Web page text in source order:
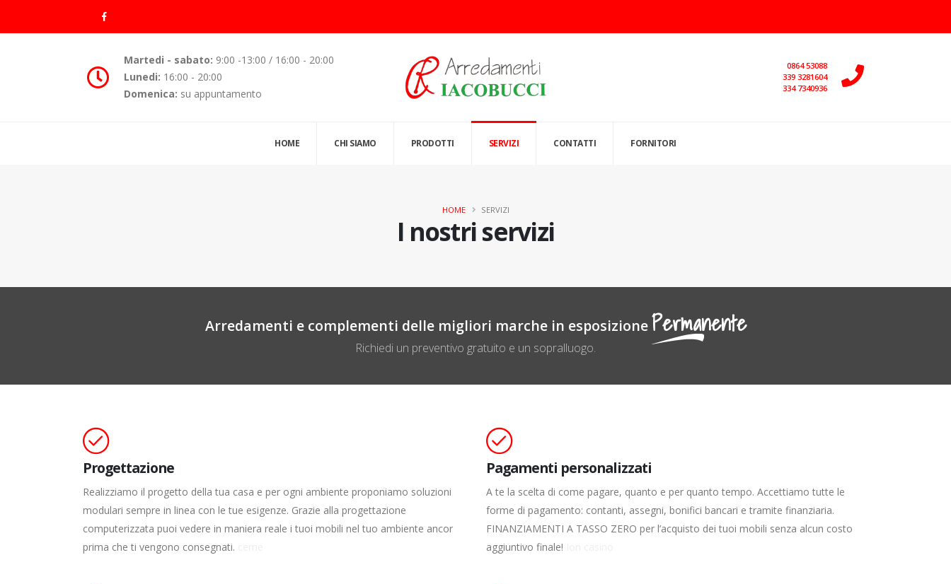
Martedi - sabato: 9:00 -13:00 / 16:00 - 20:00
Lunedi: 16:00 - 20:00
Domenica: su appuntamento
0864 53088
339 3281604
334 7340936
HOME CHI SIAMO PRODOTTI SERVIZI CONTATTI FORNITORI
I nostri servizi
HOME SERVIZI
Arredamenti e complementi delle migliori marche in esposizionePermanente
Richiedi un preventivo gratuito e un sopralluogo.
Progettazione
Realizziamo il progetto della tua casa e per ogni ambiente proponiamo soluzioni
modulari sempre in linea con le tue esigenze. Grazie alla progettazione
computerizzata puoi vedere in maniera reale i tuoi mobili nel tuo ambiente ancor
prima che ti vengono consegnati.
Pagamenti personalizzati
A te la scelta di come pagare, quanto e per quanto tempo. Accettiamo tutte le
forme di pagamento: contanti, assegni, bonifici bancari e tramite finanziaria.
FINANZIAMENTI A TASSO ZERO per l’acquisto dei tuoi mobili senza alcun costo
aggiuntivo finale!